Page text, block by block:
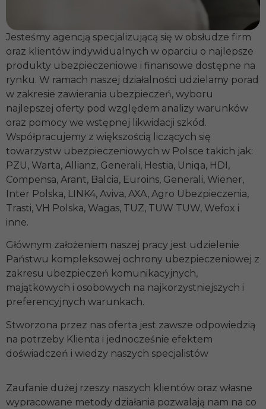
Jesteśmy agencją specjalizującą się w obsłudze firm
oraz klientów indywidualnych w oparciu o najlepsze
produkty ubezpieczeniowe i finansowe dostępne na
rynku. W ramach naszej działalności udzielamy porad
w zakresie zawierania ubezpieczeń, wyboru
najlepszej oferty pod względem analizy warunków
oraz pomocy we wstępnej likwidacji szkód.
Współpracujemy z większością liczących się
towarzystw ubezpieczeniowych w Polsce takich jak:
PZU, Warta, Allianz, Generali, Hestia, Uniqa, HDI,
Compensa, Arant, Balcia, Euroins, Generali, Wiener,
Inter Polska, LINK4, Aviva, AXA, Agro Ubezpieczenia,
Trasti, VH Polska, Wagas, TUZ, TUW TUW, Wefox i
inne.
Głównym założeniem naszej pracy jest udzielenie
Państwu kompleksowej ochrony ubezpieczeniowej z
zakresu ubezpieczeń komunikacyjnych,
majątkowych i osobowych na najkorzystniejszych i
preferencyjnych warunkach.
Stworzona przez nas oferta jest zawsze odpowiedzią
na potrzeby Klienta i jednocześnie efektem
doświadczeń i wiedzy naszych specjalistów
Zaufanie dużej rzeszy naszych klientów oraz własne
wypracowane metody działania pozwalają nam na co